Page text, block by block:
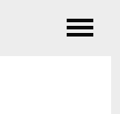
Toggle